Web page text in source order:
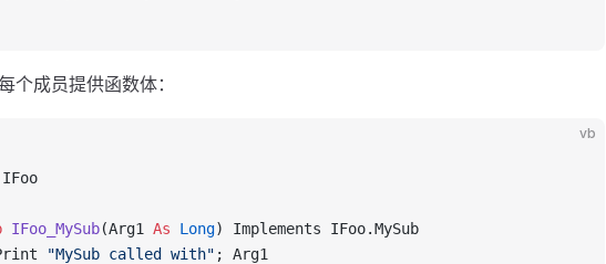
个成员提供函数体：
vb
IFoo_MySub(Arg1 As Long) Implements IFoo.MySub
"MySub called with" ; Arg1